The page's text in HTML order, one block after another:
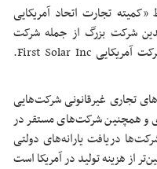
تجارت اتحاد آمریکایی
شرکت بزرگ از جمله شرکت
کره‌ای Hanwha Qcells USA Inc. و شرکت آمریکایی First Solar Inc.
تجاری غیرقانونی شرکت‌هایی
و همچنین شرکت‌های مستقر در
دریافت یارانه‌های دولتی
از هزینه تولید در آمریکا است